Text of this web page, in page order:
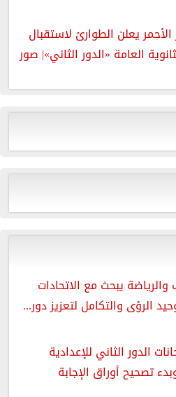
الأحمر يعلن الطوارئ لاستقبال
العامة «الدور الثاني»| صور
والرياضة يبحث مع الاتحادات
الرؤى والتكامل لتعزيز دور...
الدور الثاني للإعدادية
تصحيح أوراق الإجابة